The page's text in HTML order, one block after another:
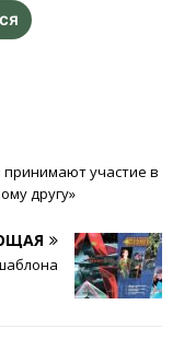
участие в
другу»